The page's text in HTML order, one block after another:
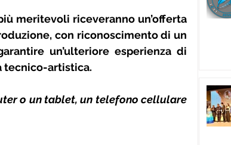
meritevoli riceveranno un’offerta
con riconoscimento di un
un’ulteriore esperienza di
tecnico-artistica.
o un tablet, un telefono cellulare